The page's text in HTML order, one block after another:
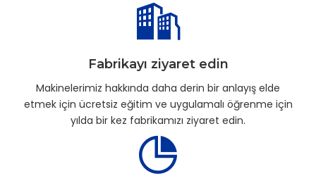
Fabrikayı ziyaret edin
Makinelerimiz hakkında daha derin bir anlayış elde
etmek için ücretsiz eğitim ve uygulamalı öğrenme için
yılda bir kez fabrikamızı ziyaret edin.